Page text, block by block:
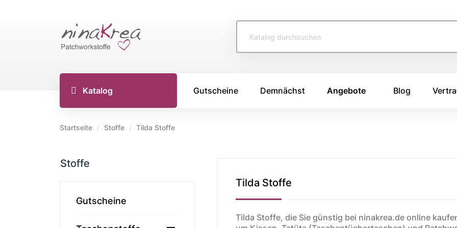
Katalog
Tilda Stoffe 2025
Tilda Stoffe 2024
Tilda Creating
Kunstleder
Gutscheine Demnächst Angebote Blog
Startseite Stoffe Tilda Stoffe
Stoffe
Gutscheine
Tilda Stoffe
Tilda Stoffe, die Sie günstig bei ninakrea.de online